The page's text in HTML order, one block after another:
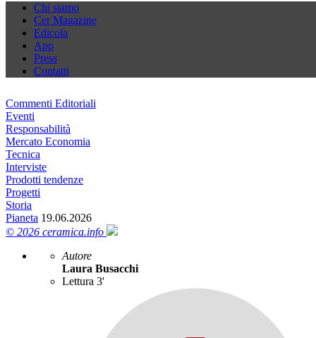
Chi siamo
Cer Magazine
Edicola
App
Press
Contatti
Commenti Editoriali
Eventi
Responsabilità
Mercato Economia
Tecnica
Interviste
Prodotti tendenze
Progetti
Storia
Pianeta 19.06.2026
© 2026 ceramica.info
Autore
Laura Busacchi
Lettura 3'